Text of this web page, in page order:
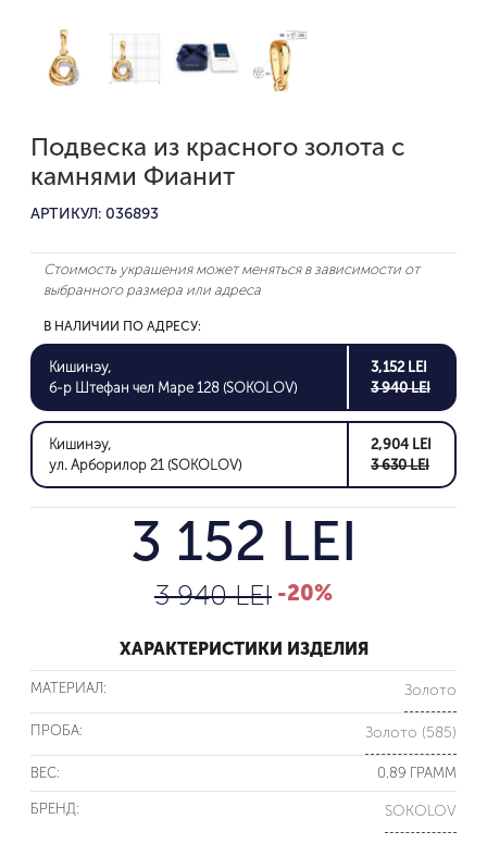
Подвеска из красного золота с
камнями Фианит
АРТИКУЛ: 036893
Стоимость украшения может меняться в зависимости от
выбранного размера или адреса
В НАЛИЧИИ ПО АДРЕСУ:
Кишинэу,
б-р Штефан чел Маре 128 (SOKOLOV)
3,152 LEI
3 940 LEI
Кишинэу,
ул. Арборилор 21 (SOKOLOV)
2,904 LEI
3 630 LEI
3 152 LEI
3 940 LEI -20%
ХАРАКТЕРИСТИКИ ИЗДЕЛИЯ
МАТЕРИАЛ: Золото
ПРОБА: Золото (585)
ВЕС: 0.89 ГРАММ
БРЕНД: SOKOLOV